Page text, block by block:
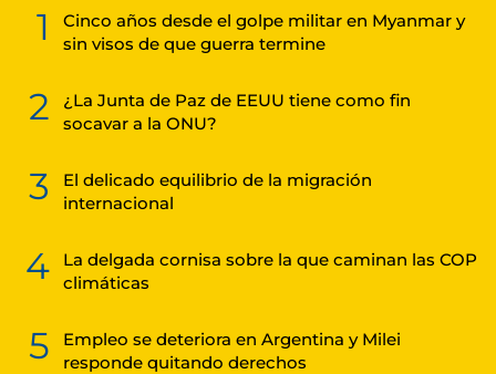
1
Cinco años desde el golpe militar en Myanmar y
sin visos de que guerra termine
2
¿La Junta de Paz de EEUU tiene como fin
socavar a la ONU?
3
El delicado equilibrio de la migración
internacional
4
La delgada cornisa sobre la que caminan las COP
climáticas
5
Empleo se deteriora en Argentina y Milei
responde quitando derechos